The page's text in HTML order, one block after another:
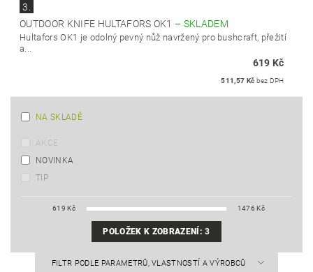
3.
OUTDOOR KNIFE HULTAFORS OK1 – SKLADEM
Hultafors OK1 je odolný pevný nůž navržený pro bushcraft, přežití
a...
619 Kč
511,57 Kč bez DPH
NA SKLADĚ
AKCE
NOVINKA
TIP
619 Kč 1476 Kč
POLOŽEK K ZOBRAZENÍ:3
FILTR PODLE PARAMETRŮ, VLASTNOSTÍ A VÝROBCŮ